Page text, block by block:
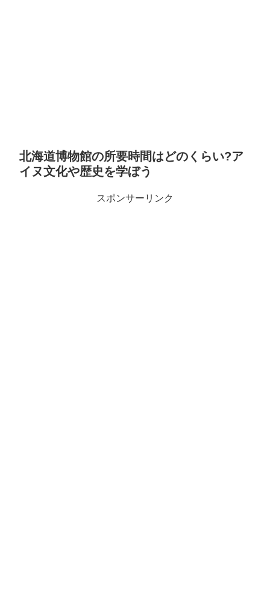
北海道博物館の所要時間はどのくらい?ア
イヌ文化や歴史を学ぼう
スポンサーリンク